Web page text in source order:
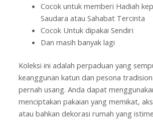
Cocok untuk memberi Hadiah
Saudara atau Sahabat Tercinta
Cocok Untuk dipakai Sendiri
Dan masih banyak lagi
Koleksi ini adalah perpaduan yang
keanggunan katun dan pesona
pernah usang. Anda dapat
menciptakan pakaian yang memikat,
atau bahkan dekorasi rumah yang